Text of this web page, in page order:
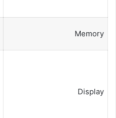
Memory
Display